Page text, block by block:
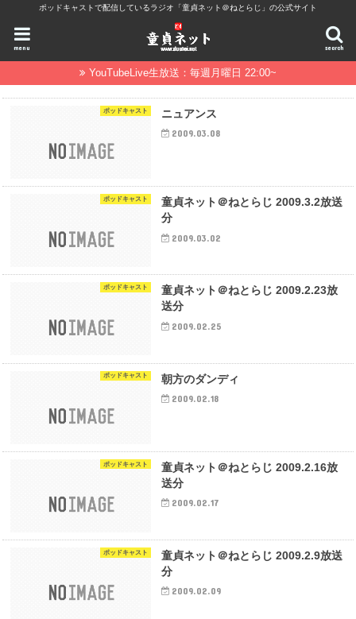
ポッドキャストで配信しているラジオ「童貞ネット＠ねとらじ」の公式サイト
search
menu
YouTubeLive生放送：毎週月曜日 22:00~
ポッドキャスト ニュアンス
2009.03.08
ポッドキャスト
童貞ネット＠ねとらじ 2009.3.2放送
分
2009.03.02
ポッドキャスト
童貞ネット＠ねとらじ 2009.2.23放
送分
2009.02.25
ポッドキャスト 朝方のダンディ
2009.02.18
ポッドキャスト
童貞ネット＠ねとらじ 2009.2.16放
送分
2009.02.17
ポッドキャスト
童貞ネット＠ねとらじ 2009.2.9放送
分
2009.02.09